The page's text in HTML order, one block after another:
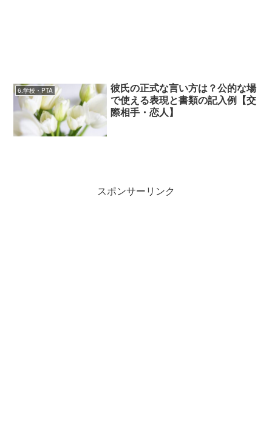
6.学校・PTA
彼氏の正式な言い方は？公的な場
で使える表現と書類の記入例【交
際相手・恋人】
スポンサーリンク